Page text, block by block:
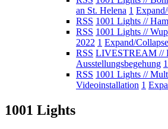
an St. Helena 1
RSS 1001 Lights //
RSS 1001 Lights //
2022 1 Expand/Collapse
RSS LIVESTREAM //
Ausstellungsbegehung 1
RSS 1001 Lights //
Videoinstallation 1
1001 Lights